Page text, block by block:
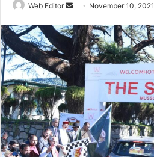
Web Editor
n
d
a
e
a
i
l
November 10, 2021